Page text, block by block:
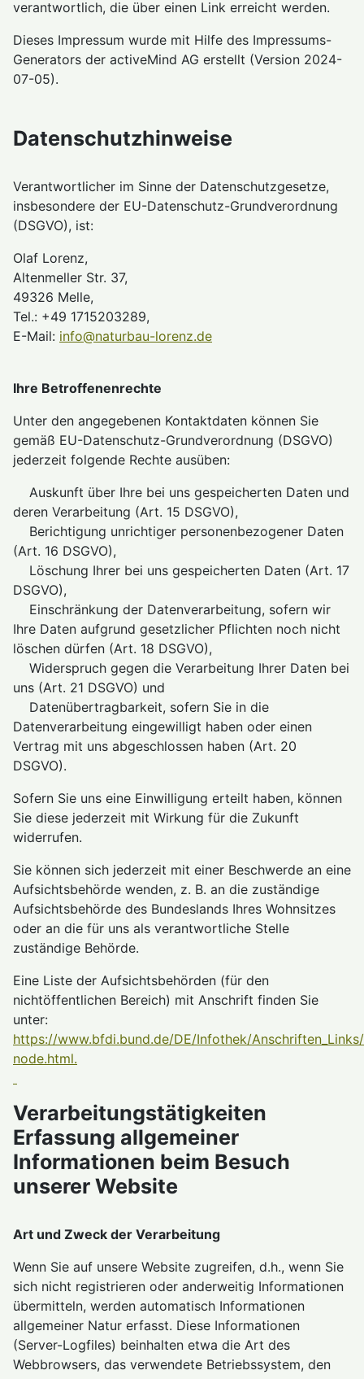
verantwortlich, die über einen Link erreicht werden.
Dieses Impressum wurde mit Hilfe des Impressums-
Generators der activeMind AG erstellt (Version 2024-
07-05).
Datenschutzhinweise
Verantwortlicher im Sinne der Datenschutzgesetze,
insbesondere der EU-Datenschutz-Grundverordnung
(DSGVO), ist:
Olaf Lorenz,
Altenmeller Str. 37,
49326 Melle,
Tel.: +49 1715203289,
E-Mail: info@naturbau-lorenz.de
Ihre Betroffenenrechte
Unter den angegebenen Kontaktdaten können Sie
gemäß EU-Datenschutz-Grundverordnung (DSGVO)
jederzeit folgende Rechte ausüben:
Auskunft über Ihre bei uns gespeicherten Daten und
deren Verarbeitung (Art. 15 DSGVO),
Berichtigung unrichtiger personenbezogener Daten
(Art. 16 DSGVO),
Löschung Ihrer bei uns gespeicherten Daten (Art. 17
DSGVO),
Einschränkung der Datenverarbeitung, sofern wir
Ihre Daten aufgrund gesetzlicher Pflichten noch nicht
löschen dürfen (Art. 18 DSGVO),
Widerspruch gegen die Verarbeitung Ihrer Daten bei
uns (Art. 21 DSGVO) und
Datenübertragbarkeit, sofern Sie in die
Datenverarbeitung eingewilligt haben oder einen
Vertrag mit uns abgeschlossen haben (Art. 20
DSGVO).
Sofern Sie uns eine Einwilligung erteilt haben, können
Sie diese jederzeit mit Wirkung für die Zukunft
widerrufen.
Sie können sich jederzeit mit einer Beschwerde an eine
Aufsichtsbehörde wenden, z. B. an die zuständige
Aufsichtsbehörde des Bundeslands Ihres Wohnsitzes
oder an die für uns als verantwortliche Stelle
zuständige Behörde.
Eine Liste der Aufsichtsbehörden (für den
nichtöffentlichen Bereich) mit Anschrift finden Sie
unter:
https://www.bfdi.bund.de/DE/Infothek/
node.html.
Verarbeitungstätigkeiten
Erfassung allgemeiner
Informationen beim Besuch
unserer Website
Art und Zweck der Verarbeitung
Wenn Sie auf unsere Website zugreifen, d.h., wenn Sie
sich nicht registrieren oder anderweitig Informationen
übermitteln, werden automatisch Informationen
allgemeiner Natur erfasst. Diese Informationen
(Server-Logfiles) beinhalten etwa die Art des
Webbrowsers, das verwendete Betriebssystem, den